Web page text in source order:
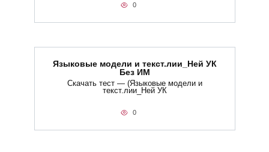
0
Языковые модели и текст.лии_Ней УК
Без ИМ
Скачать тест — (Языковые модели и
текст.лии_Ней УК
0